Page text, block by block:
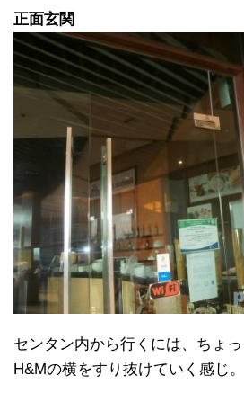
正面玄関
センタン内から行くには、ちょっ
H&Mの横をすり抜けていく感じ。